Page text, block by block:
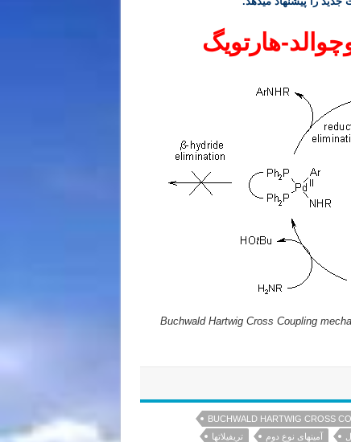
هارتویگ
Buchwald Hartwig Cross Coupling
BUCHWALD HARTWIG CROSS
آمینهای نوع دوم
تریفیلاتها